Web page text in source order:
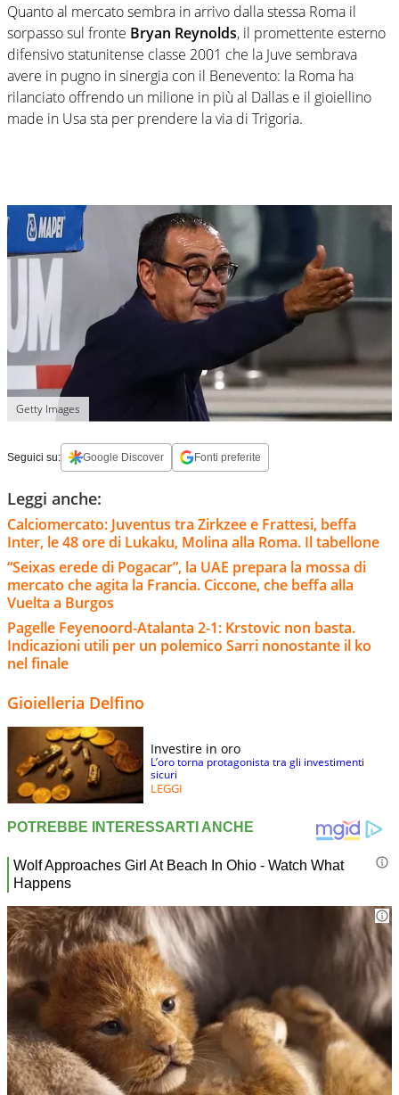
Quanto al mercato sembra in arrivo dalla stessa Roma il
sorpasso sul fronte Bryan Reynolds, il promettente esterno
difensivo statunitense classe 2001 che la Juve sembrava
avere in pugno in sinergia con il Benevento: la Roma ha
rilanciato offrendo un milione in più al Dallas e il gioiellino
made in Usa sta per prendere la via di Trigoria.
Getty Images
Seguici su: Google Discover Fonti preferite
Leggi anche:
Calciomercato: Juventus tra Zirkzee e Frattesi, beffa
Inter, le 48 ore di Lukaku, Molina alla Roma. Il tabellone
“Seixas erede di Pogacar”, la UAE prepara la mossa di
mercato che agita la Francia. Ciccone, che beffa alla
Vuelta a Burgos
Pagelle Feyenoord-Atalanta 2-1: Krstovic non basta.
Indicazioni utili per un polemico Sarri nonostante il ko
nel finale
Gioielleria Delfino
Investire in oro
L’oro torna protagonista tra gli investimenti
sicuri
LEGGI